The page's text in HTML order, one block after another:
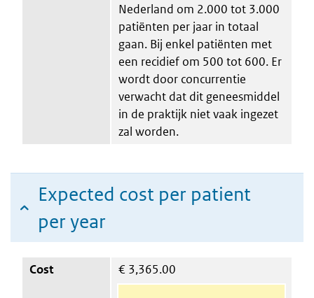
Nederland om 2.000 tot 3.000
patiënten per jaar in totaal
gaan. Bij enkel patiënten met
een recidief om 500 tot 600. Er
wordt door concurrentie
verwacht dat dit geneesmiddel
in de praktijk niet vaak ingezet
zal worden.
Expected cost per patient
per year
Cost € 3,365.00